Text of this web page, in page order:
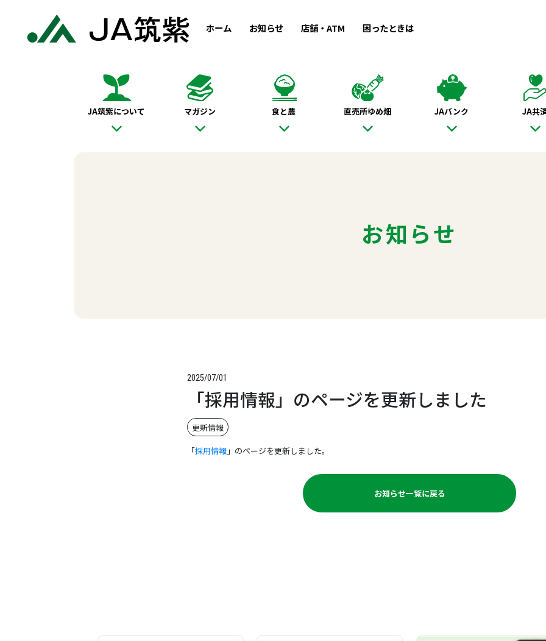
ホーム お知らせ 店舗・ATM 困ったときは
JA筑紫について マガジン 食と農 直売所ゆめ畑 JAバンク JA共
お知らせ
2025/07/01
「採用情報」のページを更新しました
更新情報
「採用情報 」のページを更新しました。
お知らせ一覧に戻る